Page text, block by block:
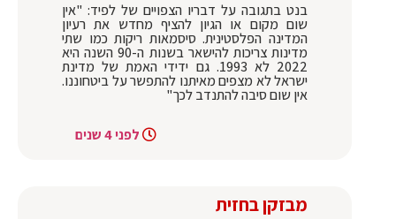
בנט בתגובה על דבריו הצפויים של לפיד: "אין
שום מקום או הגיון להציף מחדש את רעיון
המדינה הפלסטינית. סיסמאות ריקות כמו שתי
מדינות צריכות להישאר בשנות ה-90 השנה היא
2022 לא 1993. גם ידידי האמת של מדינת
ישראל לא מצפים מאיתנו להתפשר על ביטחוננו.
אין שום סיבה להתנדב לכך"
לפני 4 שנים
מבזקן בחזית